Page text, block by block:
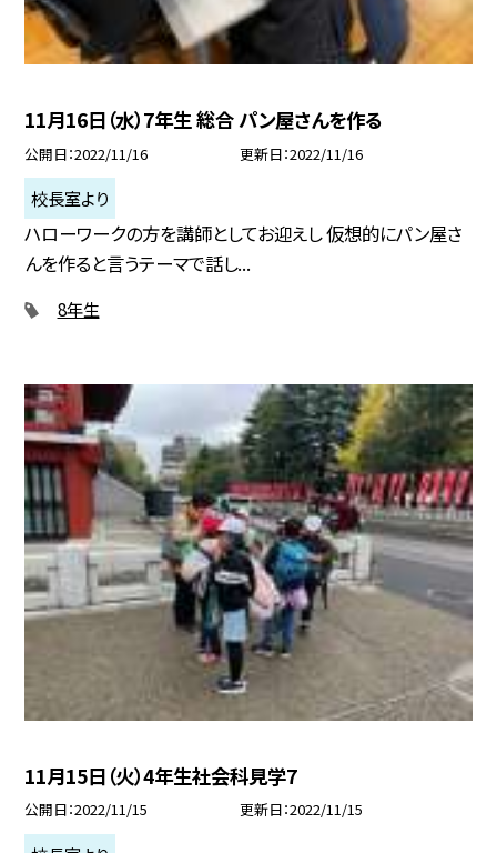
11月16日（水）7年生 総合 パン屋さんを作る
公開日 2022/11/16 更新日 2022/11/16
校長室より
ハローワークの方を講師としてお迎えし 仮想的にパン屋さ
んを作ると言うテーマで話し...
8年生
11月15日（火）4年生社会科見学7
公開日 2022/11/15 更新日 2022/11/15